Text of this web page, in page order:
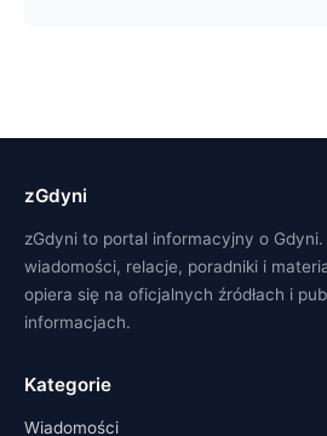
zGdyni
zGdyni to portal informacyjny o Gdyni.
wiadomości, relacje, poradniki i
opiera się na oficjalnych źródłach i
informacjach.
Kategorie
Wiadomości